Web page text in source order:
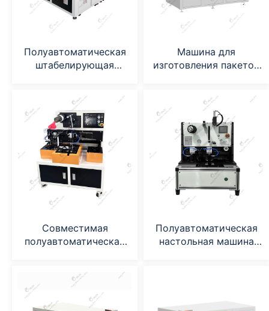
Полуавтоматическая
штабелирующая
Машина для
изготовления пакетов
Совместимая
полуавтоматическая
Полуавтоматическая
настольная машина